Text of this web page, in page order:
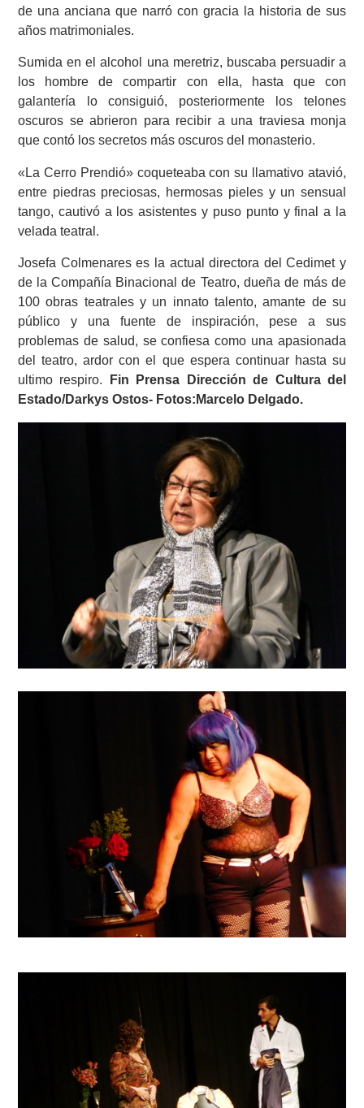
de una anciana que narró con gracia la historia de sus
años matrimoniales.
Sumida en el alcohol una meretriz, buscaba persuadir a
los hombre de compartir con ella, hasta que con
galantería lo consiguió, posteriormente los telones
oscuros se abrieron para recibir a una traviesa monja
que contó los secretos más oscuros del monasterio.
«La Cerro Prendió» coqueteaba con su llamativo atavió,
entre piedras preciosas, hermosas pieles y un sensual
tango, cautivó a los asistentes y puso punto y final a la
velada teatral.
Josefa Colmenares es la actual directora del Cedimet y
de la Compañía Binacional de Teatro, dueña de más de
100 obras teatrales y un innato talento, amante de su
público y una fuente de inspiración, pese a sus
problemas de salud, se confiesa como una apasionada
del teatro, ardor con el que espera continuar hasta su
ultimo respiro.
Fin Prensa Dirección de Cultura del
Estado/Darkys Ostos- Fotos:Marcelo Delgado.